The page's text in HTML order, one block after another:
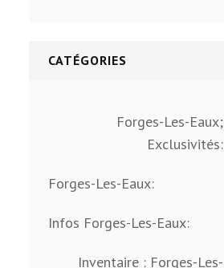
CATÉGORIES
Forges-Les-Eaux;
Exclusivités:
Forges-Les-Eaux:
Infos Forges-Les-Eaux:
Inventaire : Forges-Les-